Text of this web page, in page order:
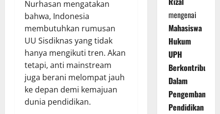
Nurhasan mengatakan
bahwa, Indonesia
membutuhkan rumusan
UU Sisdiknas yang tidak
hanya mengikuti tren. Akan
tetapi, anti mainstream
juga berani melompat jauh
ke depan demi kemajuan
dunia pendidikan.
mengenai
Mahasiswa
Hukum
UPH
Berkontribusi
Dalam
Pengembangan
Pendidikan